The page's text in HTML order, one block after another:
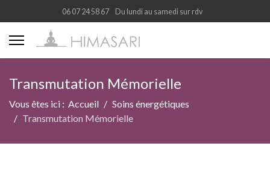
06 07 24 58 67 Du lundi au samedi sur rdv
Transmutation Mémorielle
Vous êtes ici : Accueil
Soins énergétiques
Transmutation Mémorielle